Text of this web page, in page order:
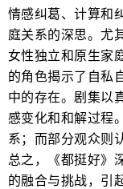
情感纠葛、计算和
庭关系的深思。尤
女性独立和原生家
的角色揭示了自私
中的存在。剧集以
感变化和和解过程
系；而部分观众则
总之，《都挺好》
的融合与挑战，引